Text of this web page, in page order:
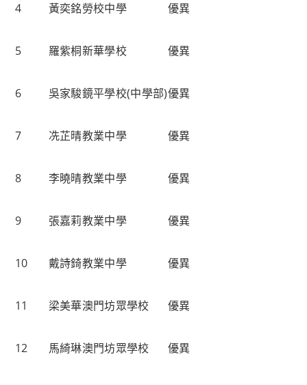
4 黃奕銘勞校中學 優異
5 羅紫桐新華學校 優異
6 吳家駿鏡平學校(中學部)優異
7 冼芷晴教業中學 優異
8 李曉晴教業中學 優異
9 張嘉莉教業中學 優異
10 戴詩錡教業中學 優異
11 梁美華澳門坊眾學校 優異
12 馬綺琳澳門坊眾學校 優異